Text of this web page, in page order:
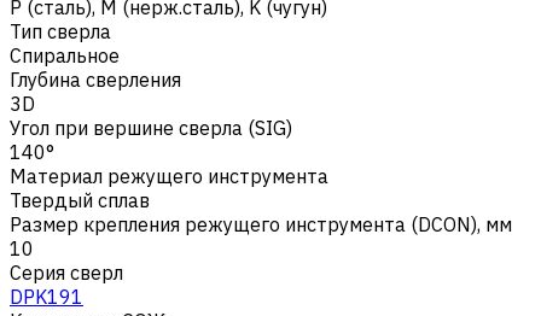
Р (сталь), M (нерж.сталь), K (чугун)
Тип сверла
Спиральное
Глубина сверления
3D
Угол при вершине сверла (SIG)
140°
Материал режущего инструмента
Твердый сплав
Размер крепления режущего инструмента (DCON), мм
10
Серия сверл
DPK191